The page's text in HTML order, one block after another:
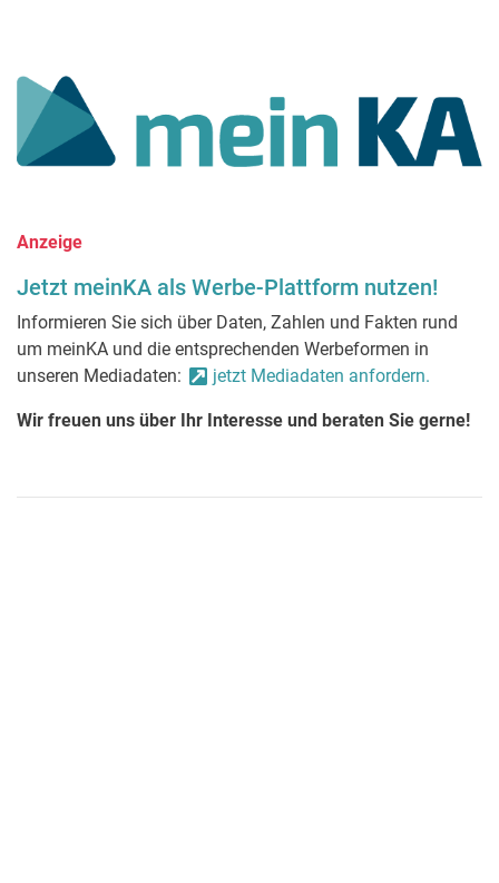
Anzeige
Jetzt meinKA als Werbe-Plattform nutzen!
Informieren Sie sich über Daten, Zahlen und Fakten rund
um meinKA und die entsprechenden Werbeformen in
unseren Mediadaten:
jetzt Mediadaten anfordern.
Wir freuen uns über Ihr Interesse und beraten Sie gerne!